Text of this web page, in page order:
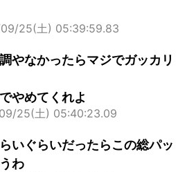
25(土) 05:39:59.83
やなかったらマジでガッカリ
やめてくれよ
25(土) 05:40:23.09
いぐらいだったらこの総パッ
わ